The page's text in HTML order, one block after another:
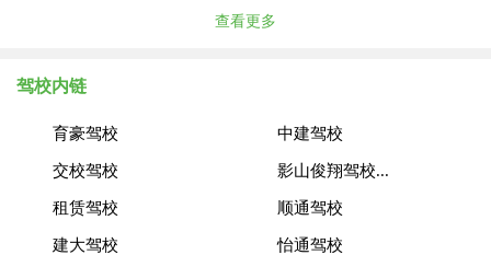
查看更多
驾校内链
育豪驾校 中建驾校
交校驾校 影山俊翔驾校...
租赁驾校 顺通驾校
建大驾校 怡通驾校